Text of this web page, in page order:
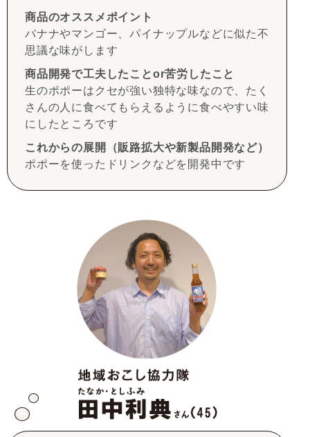
商品のオススメポイント
バナナやマンゴー、パイナップルなどに似た不
思議な味がします
商品開発で工夫したことor苦労したこと
生のポポーはクセが強い独特な味なので、たく
さんの人に食べてもらえるように食べやすい味
にしたところです
これからの展開（販路拡大や新製品開発など）
ポポーを使ったドリンクなどを開発中です